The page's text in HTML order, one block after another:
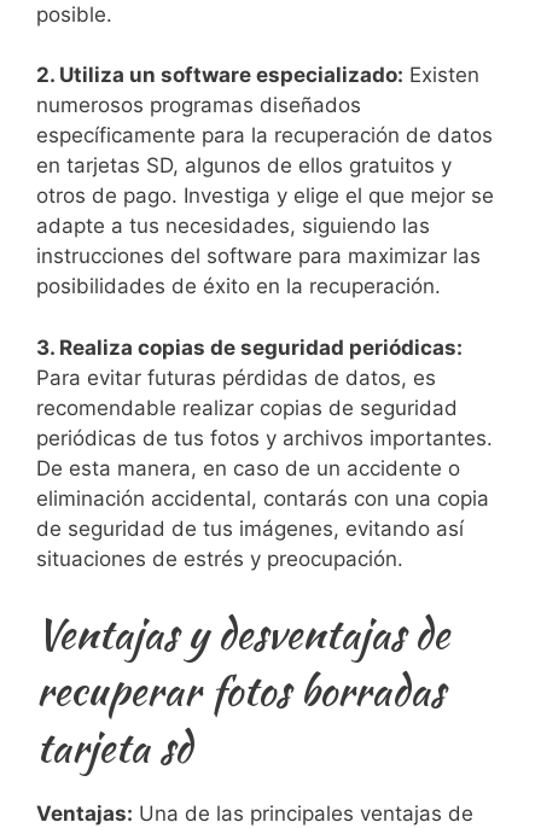
posible.
2. Utiliza⁣ un software especializado: Existen
numerosos ⁢programas diseñados⁤
específicamente para⁤ la recuperación ‌de datos
en ‌tarjetas SD, ‍algunos ⁤de ellos gratuitos y
⁣otros de pago. ​Investiga y elige el ‌que mejor se
adapte a tus necesidades, siguiendo las
instrucciones del software para maximizar ⁢las
posibilidades de éxito en la recuperación.
3. ⁣Realiza copias de seguridad periódicas:
Para evitar ‌futuras pérdidas de⁢ datos, es
recomendable realizar copias⁢ de seguridad
periódicas de tus fotos y archivos importantes.
De⁤ esta manera, en caso de un accidente o‌
eliminación accidental, contarás con una ⁤copia
de seguridad de ⁢tus imágenes, evitando así
situaciones de estrés y preocupación.
Ventajas y desventajas⁣ de
recuperar fotos borradas⁤
tarjeta sd
Ventajas: Una​ de las principales ventajas ⁤de